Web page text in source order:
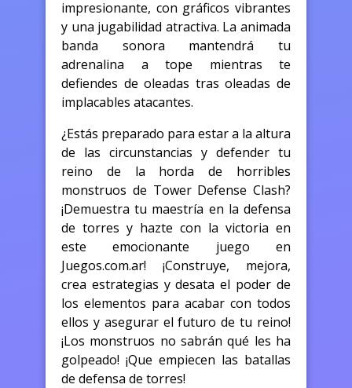
impresionante, con gráficos vibrantes
y una jugabilidad atractiva. La animada
banda sonora mantendrá tu
adrenalina a tope mientras te
defiendes de oleadas tras oleadas de
implacables atacantes.
¿Estás preparado para estar a la altura
de las circunstancias y defender tu
reino de la horda de horribles
monstruos de Tower Defense Clash?
¡Demuestra tu maestría en la defensa
de torres y hazte con la victoria en
este emocionante juego en
Juegos.com.ar! ¡Construye, mejora,
crea estrategias y desata el poder de
los elementos para acabar con todos
ellos y asegurar el futuro de tu reino!
¡Los monstruos no sabrán qué les ha
golpeado! ¡Que empiecen las batallas
de defensa de torres!